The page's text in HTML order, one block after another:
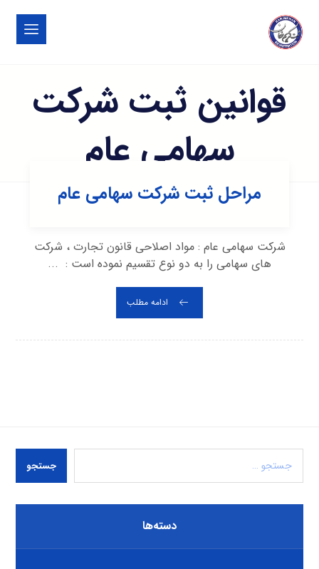
قوانین ثبت شرکت
سهامی عام
مراحل ثبت شرکت سهامی عام
شرکت سهامی عام : مواد اصلاحی قانون تجارت ، شرکت
های سهامی را به دو نوع تقسیم نموده است : ...
ادامه مطلب
جستجو
دسته‌ها